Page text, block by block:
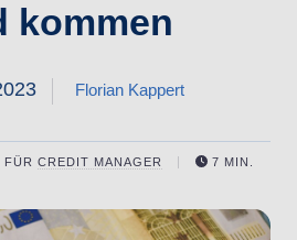
kommen
Florian Kappert
FÜR CREDIT MANAGER 7 MIN.